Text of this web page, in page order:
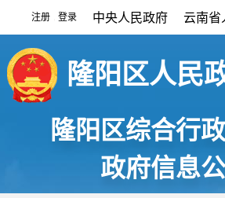
注册 登录 中央人民政府 云南省
隆阳区人民
隆阳区综合行
政府信息